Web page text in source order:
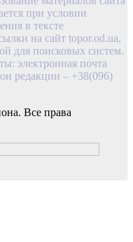
при условии
в тексте
на сайт topor.od.ua,
для поисковых систем.
электронная почта
редакции – +38(096)
Все права